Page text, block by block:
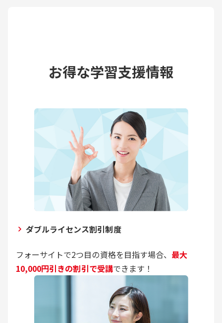
お得な学習支援情報
ダブルライセンス割引制度
フォーサイトで2つ目の資格を目指す場合、 最大
10,000円引きの割引で受講できます！